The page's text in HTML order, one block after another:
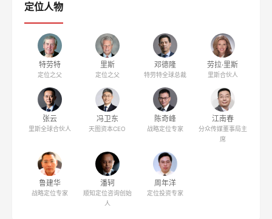
定位人物
特劳特
定位之父
里斯
定位之父
邓德隆
特劳特全球总裁
劳拉·里斯
里斯合伙人
张云
里斯全球合伙人
冯卫东
天图资本CEO
陈奇峰
战略定位专家
江南春
分众传媒董事局主
席
鲁建华
战略定位专家
潘轲
顺知定位咨询创始
人
周年洋
定位投资专家